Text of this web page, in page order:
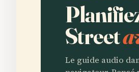
Street
Le guide audio